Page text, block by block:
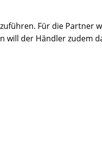
Für die Partner
will der Händler zudem